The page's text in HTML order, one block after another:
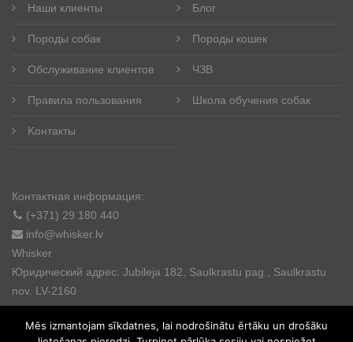
Наши клиенты Блог
Породы собак Породы кошек
Обслуживание клиентов ЧЗВ
Правила пользования Школа обучения собак
Kонтакты
Контактная информация:
(+371) 29 180 440
info@whisker.lv
Whisker
Юридический адрес: Jubileja 182, Saulkrastu pag., Saulkrastu
nov. LV-2160
Mēs izmantojam sīkdatnes, lai nodrošinātu ērtāku un drošāku